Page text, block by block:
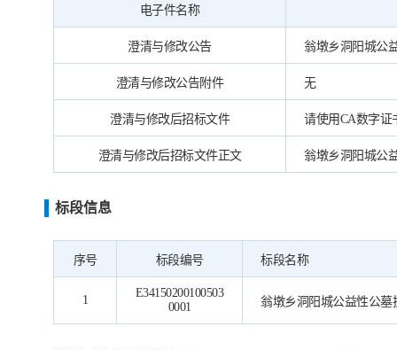
电子件名称
澄清与修改公告 翁墩乡洞阳城公
澄清与修改公告附件 无
澄清与修改后招标文件 请使用CA数字证
澄清与修改后招标文件正文 翁墩乡洞阳城公
标段信息
序号 标段编号 标段名称
1
E34150200100503
0001
翁墩乡洞阳城公益性公墓